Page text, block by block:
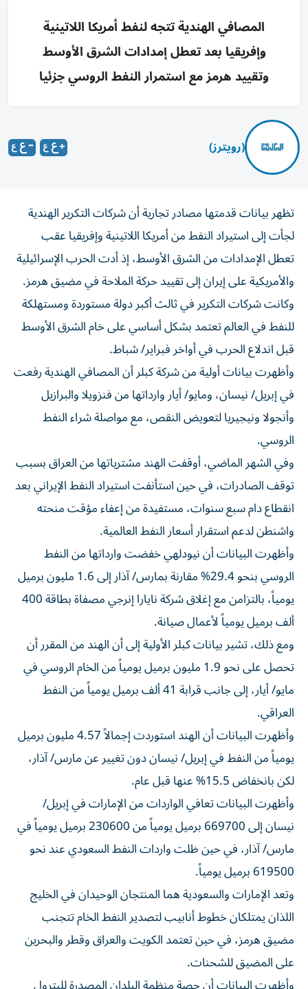
المصافي الهندية تتجه لنفط أمريكا اللاتينية
وإفريقيا بعد تعطل إمدادات الشرق الأوسط
وتقييد هرمز مع استمرار النفط الروسي جزئيا
(رويترز)
تظهر بيانات قدمتها مصادر تجارية أن شركات التكرير الهندية
لجأت إلى استيراد النفط من أمريكا اللاتينية وإفريقيا عقب
تعطل الإمدادات من الشرق الأوسط، إذ أدت الحرب الإسرائيلية
والأمريكية على ‌إيران إلى تقييد حركة الملاحة في مضيق هرمز.
وكانت شركات التكرير في ثالث أكبر دولة ​مستوردة ومستهلكة
⁠للنفط في العالم تعتمد بشكل أساسي على خام الشرق الأوسط
قبل ‌اندلاع الحرب في أواخر فبراير/ شباط.
وأظهرت ‌بيانات أولية من شركة كبلر أن المصافي الهندية رفعت
في إبريل/ نيسان، ومايو/ أيار وارداتها من فنزويلا والبرازيل
وأنجولا ونيجيريا لتعويض النقص، مع مواصلة شراء النفط
الروسي.
وفي الشهر الماضي، أوقفت ‌الهند مشترياتها من العراق بسبب
توقف الصادرات، في حين استأنفت استيراد النفط الإيراني بعد
انقطاع ⁠دام سبع سنوات، مستفيدة من إعفاء مؤقت منحته
واشنطن لدعم استقرار أسعار النفط العالمية.
وأظهرت البيانات أن نيودلهي خفضت وارداتها من النفط
الروسي بنحو 29.4% مقارنة بمارس/ آذار إلى 1.6 مليون برميل
يومياً، بالتزامن مع إغلاق شركة نايارا إنرجي مصفاة بطاقة 400
ألف برميل يومياً لأعمال صيانة.
ومع ذلك، تشير بيانات كبلر الأولية إلى أن الهند من المقرر أن
تحصل على ​نحو 1.9 مليون برميل يومياً من الخام الروسي في
مايو/ أيار، إلى جانب قرابة ‌41 ألف برميل يومياً من النفط
العراقي.
وأظهرت البيانات أن الهند استوردت إجمالاً 4.57 مليون برميل
يومياً من النفط في إبريل/ نيسان دون تغيير عن مارس/ آذار،
لكن بانخفاض 15.5% عنها قبل عام.
وأظهرت البيانات تعافي الواردات من الإمارات في إبريل/
نيسان إلى 669700 برميل يومياً من 230600 برميل يومياً في
مارس/ آذار، في حين ظلت واردات النفط السعودي عند نحو
619500 ​برميل يومياً.
وتعد الإمارات ‌والسعودية هما المنتجان الوحيدان في الخليج
اللذان يمتلكان خطوط أنابيب لتصدير النفط الخام تتجنب
‌مضيق هرمز، في حين تعتمد الكويت والعراق وقطر والبحرين
على المضيق للشحنات.